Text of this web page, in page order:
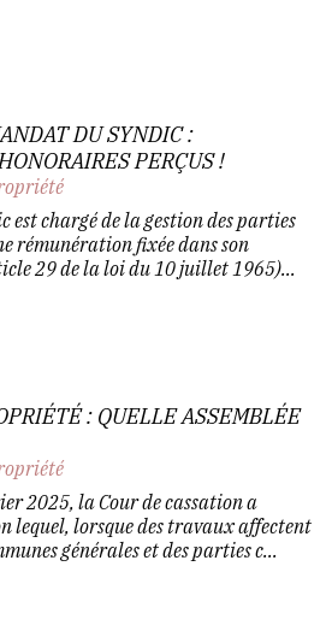
DU SYNDIC :
PERÇUS !
est chargé de la gestion des parties
rémunération fixée dans son
29 de la loi du 10 juillet 1965)...
: QUELLE ASSEMBLÉE
2025, la Cour de cassation a
lequel, lorsque des travaux affectent
générales et des parties c...